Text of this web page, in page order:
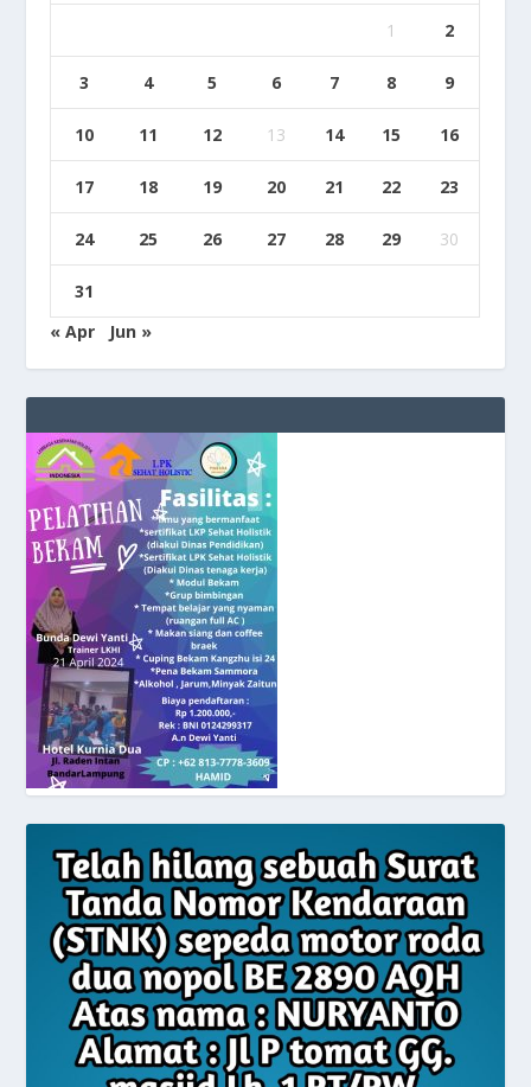
1 2
3 4 5 6 7 8 9
10 11 12 13 14 15 16
17 18 19 20 21 22 23
24 25 26 27 28 29 30
31
« Apr
Jun »